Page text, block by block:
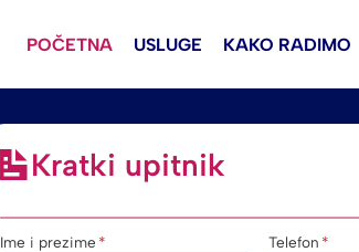
POČETNA USLUGE KAKO RADIMO
Kratki upitnik
Ime i prezime * Telefon *